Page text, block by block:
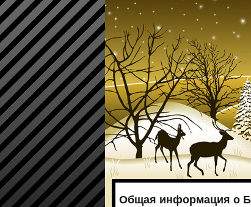
Общая информация о